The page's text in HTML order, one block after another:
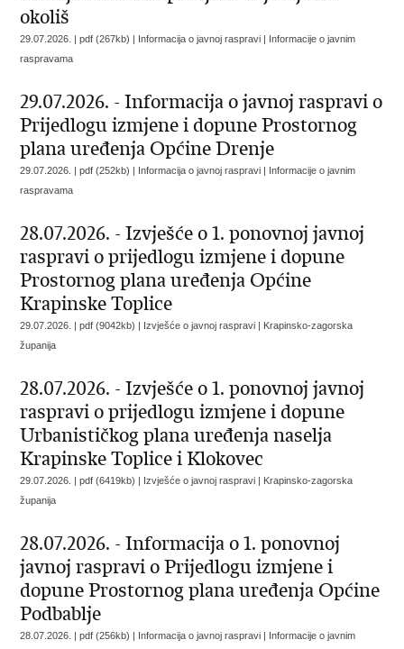
okoliš
29.07.2026. | pdf (267kb) | Informacija o javnoj raspravi | Informacije o javnim
raspravama
29.07.2026. - Informacija o javnoj raspravi o
Prijedlogu izmjene i dopune Prostornog
plana uređenja Općine Drenje
29.07.2026. | pdf (252kb) | Informacija o javnoj raspravi | Informacije o javnim
raspravama
28.07.2026. - Izvješće o 1. ponovnoj javnoj
raspravi o prijedlogu izmjene i dopune
Prostornog plana uređenja Općine
Krapinske Toplice
29.07.2026. | pdf (9042kb) | Izvješće o javnoj raspravi | Krapinsko-zagorska
županija
28.07.2026. - Izvješće o 1. ponovnoj javnoj
raspravi o prijedlogu izmjene i dopune
Urbanističkog plana uređenja naselja
Krapinske Toplice i Klokovec
29.07.2026. | pdf (6419kb) | Izvješće o javnoj raspravi | Krapinsko-zagorska
županija
28.07.2026. - Informacija o 1. ponovnoj
javnoj raspravi o Prijedlogu izmjene i
dopune Prostornog plana uređenja Općine
Podbablje
28.07.2026. | pdf (256kb) | Informacija o javnoj raspravi | Informacije o javnim